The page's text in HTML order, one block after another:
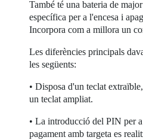
També té una bateria de
específica per a l'encesa i
Incorpora com a millora un
Les diferències principals
les següents:
• Disposa d'un teclat
un teclat ampliat.
• La introducció del PIN per
pagament amb targeta es